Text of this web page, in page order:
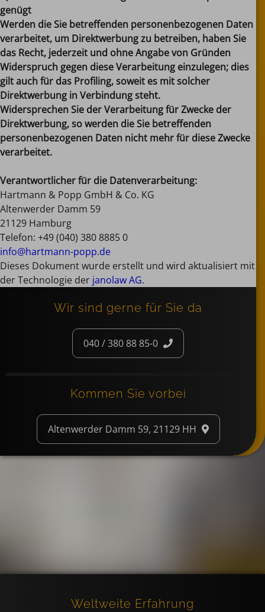
genügt
Werden die Sie betreffenden personenbezogenen Daten
verarbeitet, um Direktwerbung zu betreiben, haben Sie
das Recht, jederzeit und ohne Angabe von Gründen
Widerspruch gegen diese Verarbeitung einzulegen; dies
gilt auch für das Profiling, soweit es mit solcher
Direktwerbung in Verbindung steht.
Widersprechen Sie der Verarbeitung für Zwecke der
Direktwerbung, so werden die Sie betreffenden
personenbezogenen Daten nicht mehr für diese Zwecke
verarbeitet.
Verantwortlicher für die Datenverarbeitung:
Hartmann & Popp GmbH & Co. KG
Altenwerder Damm 59
21129 Hamburg
Telefon: +49 (040) 380 8885 0
info@hartmann-popp.de
Dieses Dokument wurde erstellt und wird aktualisiert mit
der Technologie der janolaw AG.
Wir sind gerne für Sie da
040 / 380 88 85-0
Kommen Sie vorbei
Altenwerder Damm 59, 21129 HH
Weltweite Erfahrung